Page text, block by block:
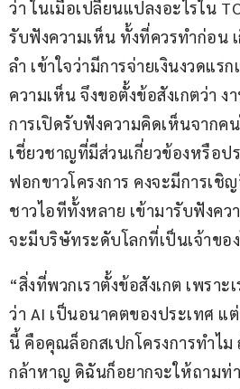
ว่า ในเมื่อเปลี่ยนแปลงอะไรใน
รับฟังความเห็น ทั้งที่ควรทำก่อน
ลำ เข้าใจว่ามีการจ่ายเงินงวดแร
ความเห็น จึงขอตั้งข้อสังเกตว่า ง
การเปิดรับฟังความคิดเห็นจากค
เชี่ยวชาญที่มีส่วนเกี่ยวข้องหรือป
ฟอกขาวโครงการ คงจะมีการเชิ
ชาวไอทีทั้งหลาย เข้ามารับฟังคว
จะมีบริษัทระดับโลกที่เป็นเจ้าของ
“สิ่งที่พวกเราตั้งข้อสังเกต เพรา
ว่า AI เป็นอนาคตของประเทศ แ
นี้ คือคุณล็อกสเปกโครงการทำไ
กล้าหาญ ดิฉันก็อยากจะให้ถามท่